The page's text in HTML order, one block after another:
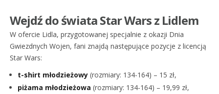
Wejdź do świata Star Wars z Lidlem
W ofercie Lidla, przygotowanej specjalnie z okazji Dnia
Gwiezdnych Wojen, fani znajdą następujące pozycje z licencją
Star Wars:
t-shirt młodzieżowy (rozmiary: 134-164) – 15 zł,
piżama młodzieżowa (rozmiary: 134-164) – 19,99 zł,